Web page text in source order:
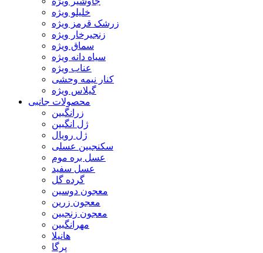
خلیلو ویژه
زرشک قرمز ویژه
زنجیرخار ویژه
سماق ویژه
سیاه دانه ویژه
عناب ویژه
کنار نیمه وحشی
گیلاس ویژه
محصولات جانبی
زرانگبین
ژل انگبین
ژل رویال
سکنجبین عسلی
عسل بره موم
عسل سفید
گرده گل
معجون دوسین
معجون زرین
معجون زنجبین
مهرانگبین
هانیلا
پرگا